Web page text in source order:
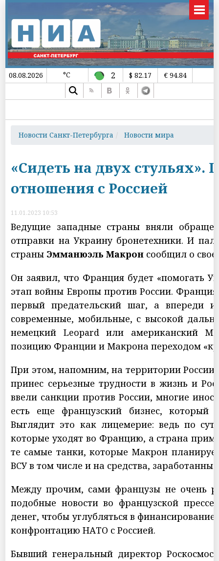
08.08.2026 °C 2 $ 82.17 € 94.84
Новости Санкт-Петербурга Новости мира
«Сидеть на двух
отношения с Россией
11.01.2023 10:53
Ведущие западные страны вняли
отправки на Украину бронетехники. И
страны Эмманюэль Макрон сообщил о
Он заявил, что Франция будет «помогать
этап войны Европы против России.
первый предательский шаг, а впереди
современные, мобильные, с высокой
немецкий Leopard или американский
позицию Франции и Макрона переходом
При этом, напомним, на территории
принес серьезные трудности в жизнь и
ввели санкции против России, многие
есть еще французский бизнес, который
Выглядит это как лицемерие: ведь по
которые уходят во Францию, а страна
те самые танки, которые Макрон
ВСУ в том числе и на средства,
Между прочим, сами французы не очень
подобные новости во французской
денег, чтобы углубляться в
конфронтацию НАТО с Россией.
Бывший генеральный директор